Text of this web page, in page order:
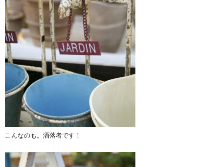
こんなのも。洒落者です！